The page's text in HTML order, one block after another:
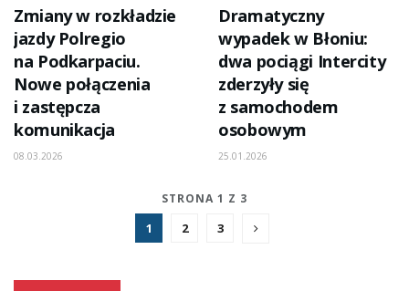
Zmiany w rozkładzie
jazdy Polregio
na Podkarpaciu.
Nowe połączenia
i zastępcza
komunikacja
08.03.2026
Dramatyczny
wypadek w Błoniu:
dwa pociągi Intercity
zderzyły się
z samochodem
osobowym
25.01.2026
STRONA 1 Z 3
1 2 3